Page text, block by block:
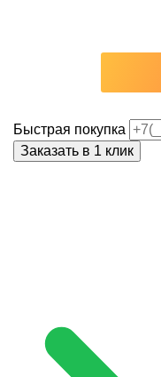
Быстрая покупка